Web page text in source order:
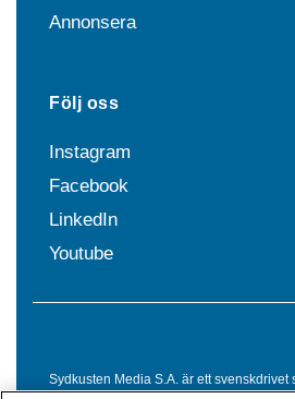
Annonsera
Följ oss
Instagram
Facebook
LinkedIn
Youtube
Sydkusten Media S.A. är ett